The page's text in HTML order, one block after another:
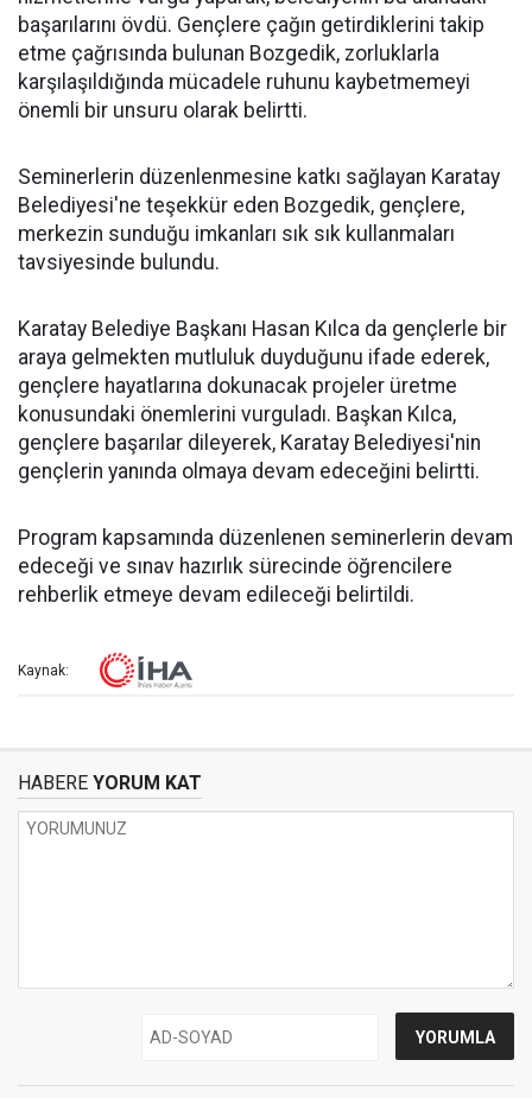
başarılarını övdü. Gençlere çağın getirdiklerini takip
etme çağrısında bulunan Bozgedik, zorluklarla
karşılaşıldığında mücadele ruhunu kaybetmemeyi
önemli bir unsuru olarak belirtti.
Seminerlerin düzenlenmesine katkı sağlayan Karatay
Belediyesi'ne teşekkür eden Bozgedik, gençlere,
merkezin sunduğu imkanları sık sık kullanmaları
tavsiyesinde bulundu.
Karatay Belediye Başkanı Hasan Kılca da gençlerle bir
araya gelmekten mutluluk duyduğunu ifade ederek,
gençlere hayatlarına dokunacak projeler üretme
konusundaki önemlerini vurguladı. Başkan Kılca,
gençlere başarılar dileyerek, Karatay Belediyesi'nin
gençlerin yanında olmaya devam edeceğini belirtti.
Program kapsamında düzenlenen seminerlerin devam
edeceği ve sınav hazırlık sürecinde öğrencilere
rehberlik etmeye devam edileceği belirtildi.
Kaynak:
HABERE YORUM KAT